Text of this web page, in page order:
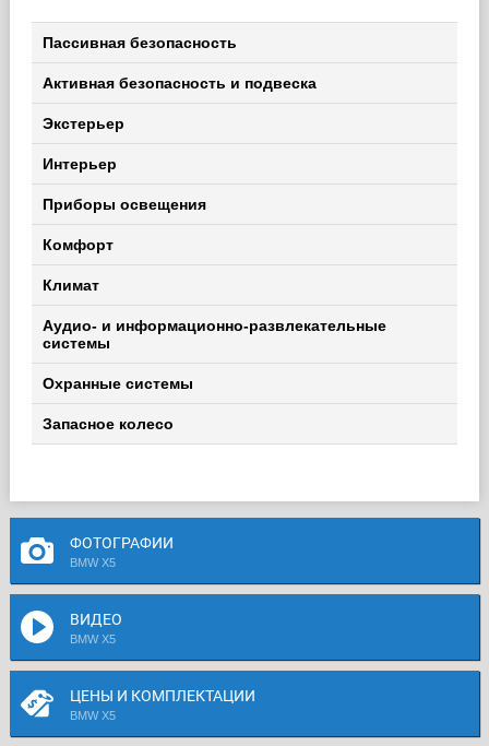
Пассивная безопасность
Активная безопасность и подвеска
Экстерьер
Интерьер
Приборы освещения
Комфорт
Климат
Аудио- и информационно-развлекательные
системы
Охранные системы
Запасное колесо
ФОТОГРАФИИ
BMW X5
ВИДЕО
BMW X5
ЦЕНЫ И КОМПЛЕКТАЦИИ
BMW X5